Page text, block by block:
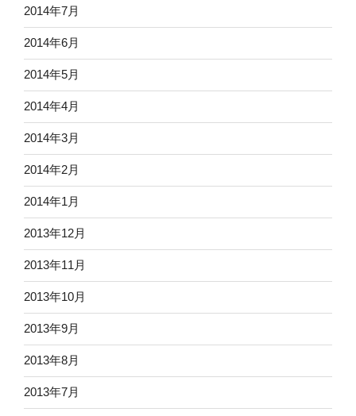
2014年7月
2014年6月
2014年5月
2014年4月
2014年3月
2014年2月
2014年1月
2013年12月
2013年11月
2013年10月
2013年9月
2013年8月
2013年7月